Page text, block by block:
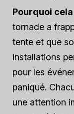
Pourquoi
tornade a
tente et que
installations
pour les
paniqué.
une attention